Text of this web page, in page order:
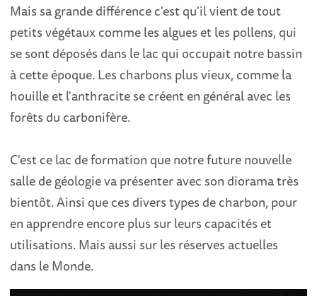
Mais sa grande différence c'est qu'il vient de tout
petits végétaux comme les algues et les pollens, qui
se sont déposés dans le lac qui occupait notre bassin
à cette époque. Les charbons plus vieux, comme la
houille et l'anthracite se créent en général avec les
forêts du carbonifère.
C'est ce lac de formation que notre future nouvelle
salle de géologie va présenter avec son diorama très
bientôt. Ainsi que ces divers types de charbon, pour
en apprendre encore plus sur leurs capacités et
utilisations. Mais aussi sur les réserves actuelles
dans le Monde.